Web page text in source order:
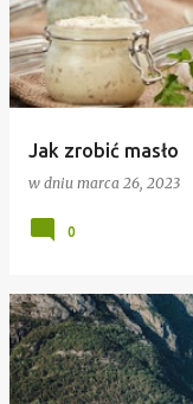
Jak zrobić masło
w dniu marca 26, 2023
0